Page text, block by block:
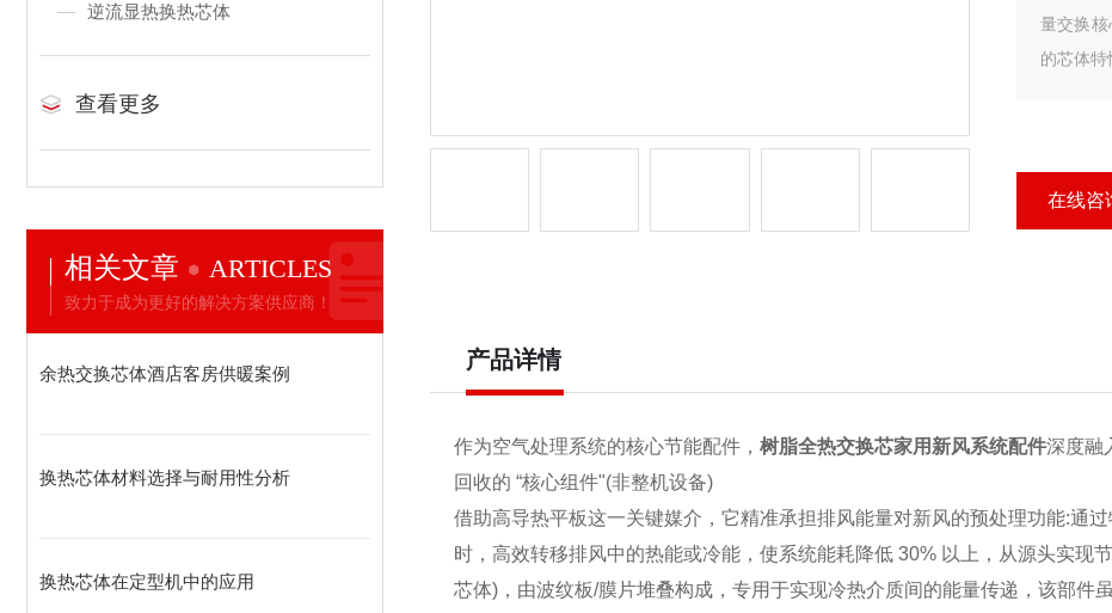
逆流显热换热芯体
查看更多
相关文章 ARTICLES
致力于成为更好的解决方案供应商！
余热交换芯体酒店客房供暖案例
换热芯体材料选择与耐用性分析
换热芯体在定型机中的应用
量交换
的芯体特
在线咨
产品详情
作为空气处理系统的核心节能配件， 树脂全热交换芯家用新风系统配件深度融
回收的 “核心组件"(非整机设备)
借助高导热平板这一关键媒介，它精准承担排风能量对新风的预处理功能:通
时，高效转移排风中的热能或冷能，使系统能耗降低 30% 以上，从源头实现
芯体)，由波纹板/膜片堆叠构成，专用于实现冷热介质间的能量传递，该部件